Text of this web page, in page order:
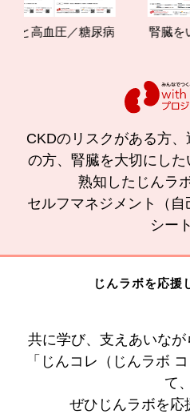
高血圧／糖尿病
腎臓をい
CKDのリスクがある方
の方、腎臓を大切にし
熟知したじんラ
セルフマネジメント（
シー
じんラボを応援
共に学び、支えあいな
「じんコレ（じんラボ
て、
ぜひじんラボを応